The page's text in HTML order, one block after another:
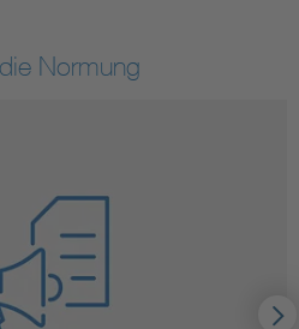
Normung